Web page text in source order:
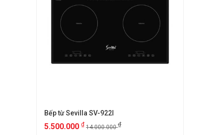
Bếp từ Sevilla SV-922I
5.500.000 ₫ 14.000.000₫